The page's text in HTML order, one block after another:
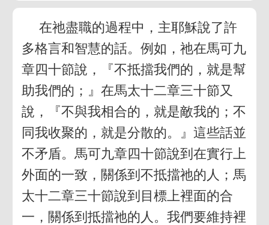
在祂盡職的過程中，主耶穌說了許
多格言和智慧的話。例如，祂在馬可九
章四十節說，『不抵擋我們的，就是幫
助我們的；』在馬太十二章三十節又
說，『不與我相合的，就是敵我的；不
同我收聚的，就是分散的。』這些話並
不矛盾。馬可九章四十節說到在實行上
外面的一致，關係到不抵擋祂的人；馬
太十二章三十節說到目標上裡面的合
一，關係到抵擋祂的人。我們要維持裡